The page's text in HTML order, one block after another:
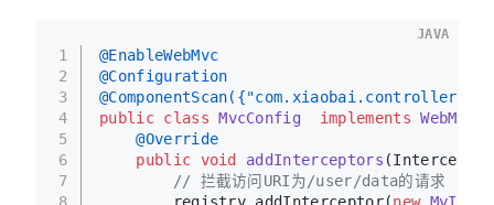
1
2
3
4
5
6
7
@EnableWebMvc
@Configuration
public class MvcConfig implements
@Override
public void addInterceptors
// 拦截访问URI为/user/data的请求
JAVA